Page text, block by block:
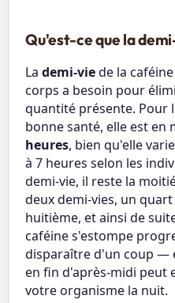
Qu'est-ce que la
Lademi-viede la
corps a besoin pour
quantité présente. Pour
bonne santé, elle est
heures, bien qu'elle
à 7 heures selon les
demi-vie, il reste la
deux demi-vies, un
huitième, et ainsi de
caféine s'estompe
disparaître d'un coup —
en fin d'après-midi peut
votre organisme la nuit.